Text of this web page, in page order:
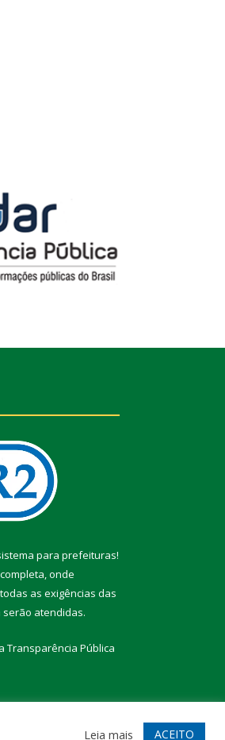
para prefeituras!
completa, onde
as exigências das
serão atendidas.
Transparência Pública
Acessar Webmail
Leia mais ACEITO